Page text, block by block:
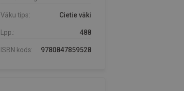
Vāku tips: Cietie vāki
Lpp.: 488
ISBN kods: 9780847859528